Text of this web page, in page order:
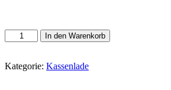
Stahl-
Kassenlade
Klappdeckel
In den Warenkorb
Kategorie: Kassenlade